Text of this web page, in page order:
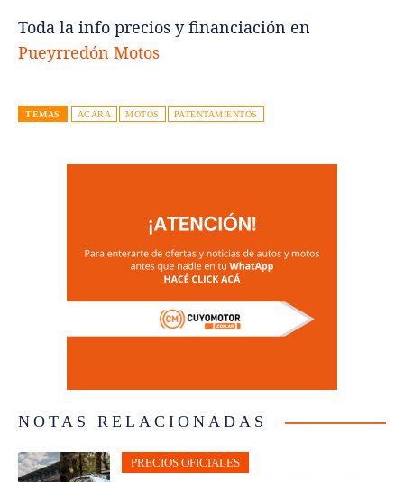
Toda la info precios y financiación en
Pueyrredón Motos
TEMAS ACARA MOTOS PATENTAMIENTOS
NOTAS RELACIONADAS
PRECIOS OFICIALES